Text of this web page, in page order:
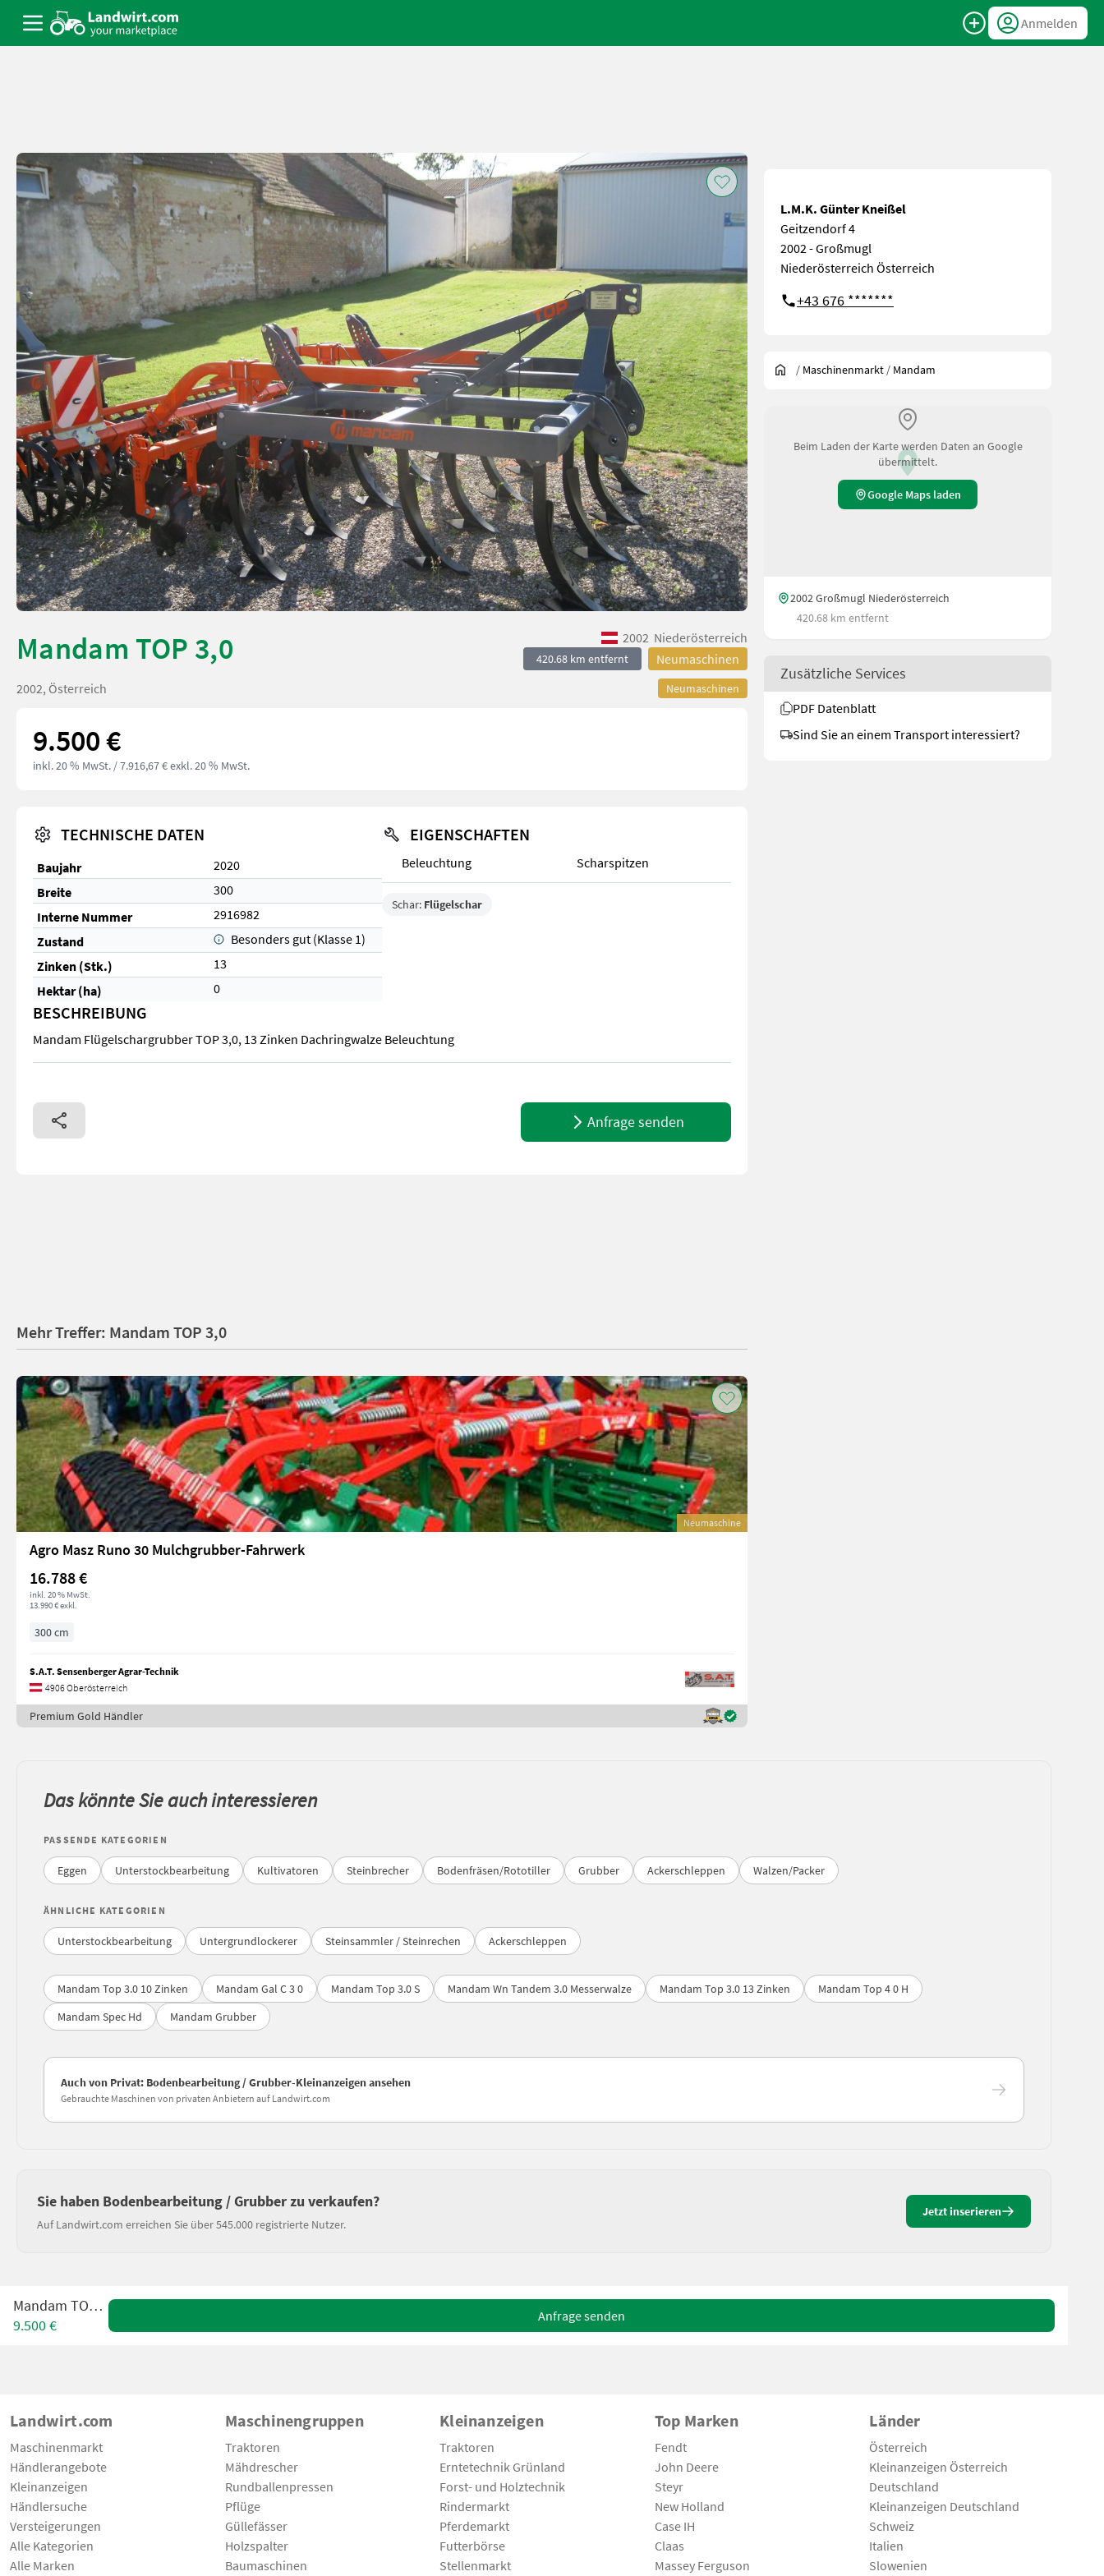
Anmelden
Mandam TOP 3,0 2002 Niederösterreich
420.68 km entfernt Neumaschinen
Neumaschinen
2002, Österreich
9.500 €
inkl. 20 % MwSt. / 7.916,67 € exkl. 20 % MwSt.
TECHNISCHE DATEN
Baujahr
2020
Breite
300
Interne Nummer
2916982
Zustand
Besonders gut (Klasse 1)
Zinken (Stk.)
13
Hektar (ha)
0
EIGENSCHAFTEN
Beleuchtung Scharspitzen
Schar: Flügelschar
BESCHREIBUNG
Mandam Flügelschargrubber TOP 3,0, 13 Zinken Dachringwalze Beleuchtung
Mandam Flügelschargrubber TOP 3,0, 13 Zinken Dachringwalze Beleuchtung
Anfrage senden
L.M.K. Günter Kneißel
Geitzendorf 4
2002 - Großmugl
Niederösterreich Österreich
+43 676 *******
/ Maschinenmarkt / Mandam
Beim Laden der Karte werden Daten an Google
übermittelt.
Google Maps laden
2002 Großmugl Niederösterreich
420.68 km entfernt
Zusätzliche Services
PDF Datenblatt
Sind Sie an einem Transport interessiert?
Mehr Treffer: Mandam TOP 3,0
Neumaschine
Agro Masz Runo 30 Mulchgrubber-Fahrwerk
16.788 €
inkl. 20 % MwSt.
13.990 € exkl.
300 cm
S.A.T. Sensenberger Agrar-Technik
4906 Oberösterreich
Premium Gold Händler
Das könnte Sie auch interessieren
PASSENDE KATEGORIEN
Eggen Unterstockbearbeitung Kultivatoren Steinbrecher Bodenfräsen/Rototiller Grubber Ackerschleppen Walzen/Packer
ÄHNLICHE KATEGORIEN
Unterstockbearbeitung Untergrundlockerer Steinsammler / Steinrechen Ackerschleppen
Mandam Top 3.0 10 Zinken Mandam Gal C 3 0 Mandam Top 3.0 S Mandam Wn Tandem 3.0 Messerwalze Mandam Top 3.0 13 Zinken
Mandam Top 4 0 H
Mandam Spec Hd
Mandam Grubber
Auch von Privat: Bodenbearbeitung / Grubber-Kleinanzeigen ansehen
Gebrauchte Maschinen von privaten Anbietern auf Landwirt.com
Sie haben Bodenbearbeitung / Grubber zu verkaufen?
Auf Landwirt.com erreichen Sie über 545.000 registrierte Nutzer.
Jetzt inserieren
Mandam TOP 3,0
9.500 €
Anfrage senden
Landwirt.com
Maschinenmarkt
Händlerangebote
Kleinanzeigen
Händlersuche
Versteigerungen
Alle Kategorien
Alle Marken
Maschinengruppen
Traktoren
Mähdrescher
Rundballenpressen
Pflüge
Güllefässer
Holzspalter
Baumaschinen
Kleinanzeigen
Traktoren
Erntetechnik Grünland
Forst- und Holztechnik
Rindermarkt
Pferdemarkt
Futterbörse
Stellenmarkt
Top Marken
Fendt
John Deere
Steyr
New Holland
Case IH
Claas
Massey Ferguson
Länder
Österreich
Kleinanzeigen Österreich
Deutschland
Kleinanzeigen Deutschland
Schweiz
Italien
Slowenien